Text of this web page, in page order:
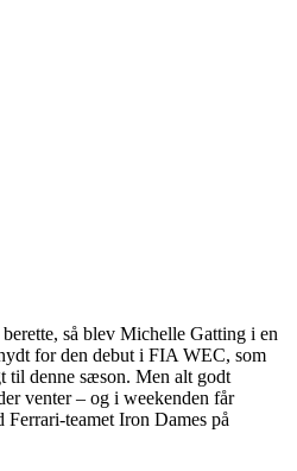
så blev Michelle Gatting i en
for den debut i FIA WEC, som
til denne sæson. Men alt godt
venter – og i weekenden får
teamet Iron Dames på